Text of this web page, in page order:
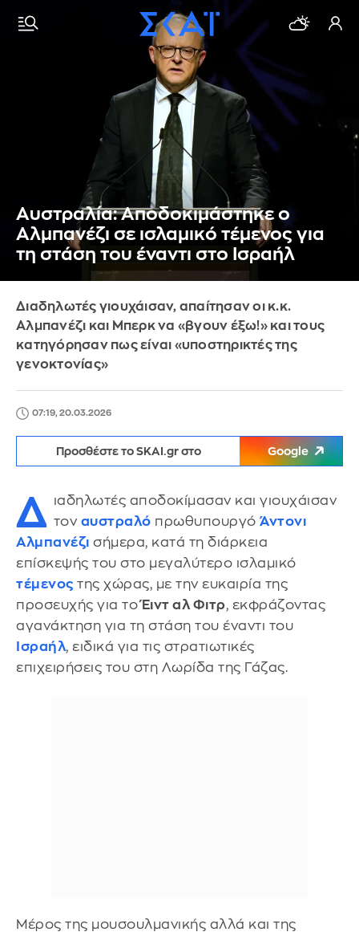
Αυστραλία: Αποδοκιμάστηκε ο
Αλμπανέζι σε ισλαμικό τέμενος για
τη στάση του έναντι στο Ισραήλ
Διαδηλωτές γιουχάισαν, απαίτησαν οι κ.κ.
Αλμπανέζι και Μπερκ να «βγουν έξω!» και τους
κατηγόρησαν πως είναι «υποστηρικτές της
γενοκτονίας»
07:19, 20.03.2026
Προσθέστε το SKAI.gr στο Google
Δ ιαδηλωτές αποδοκίμασαν και γιουχάισαν
τον αυστραλό πρωθυπουργό Άντονι
Αλμπανέζι σήμερα, κατά τη διάρκεια
επίσκεψής του στο μεγαλύτερο ισλαμικό
τέμενος της χώρας, με την ευκαιρία της
προσευχής για τοΈιντ αλ Φιτρ, εκφράζοντας
αγανάκτηση για τη στάση του έναντι του
Ισραήλ, ειδικά για τις στρατιωτικές
επιχειρήσεις του στη Λωρίδα της Γάζας.
Μέρος της μουσουλμανικής αλλά και της